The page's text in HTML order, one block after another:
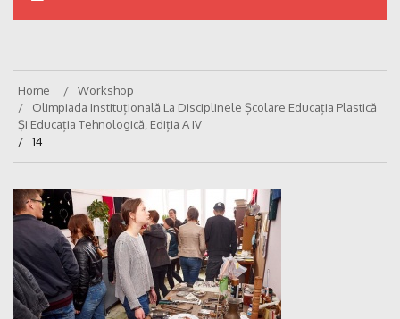
Home
Workshop
Olimpiada Instituțională La Disciplinele Școlare Educația Plastică
Și Educația Tehnologică, Ediția A IV
14